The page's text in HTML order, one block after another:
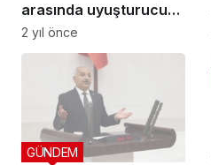
arasında uyuşturucu
yetiştirmişler
2 yıl önce
GÜNDEM